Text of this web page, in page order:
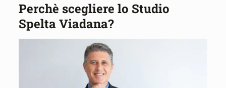
Perchè scegliere lo Studio
Spelta Viadana?